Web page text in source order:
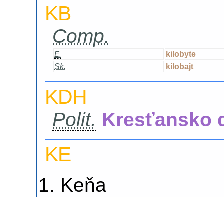
KB
Comp.
E.
kilobyte
Sk.
kilobajt
KDH
Polit. Kresťansko
KE
Keňa